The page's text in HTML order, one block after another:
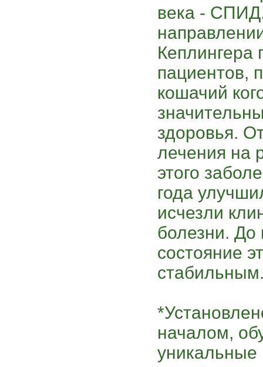
века -
Кеплингера
пациентов,
кошачий
здоровья.
лечения на
этого
года
исчезли
болезни. До
состояние
началом,
уникальные